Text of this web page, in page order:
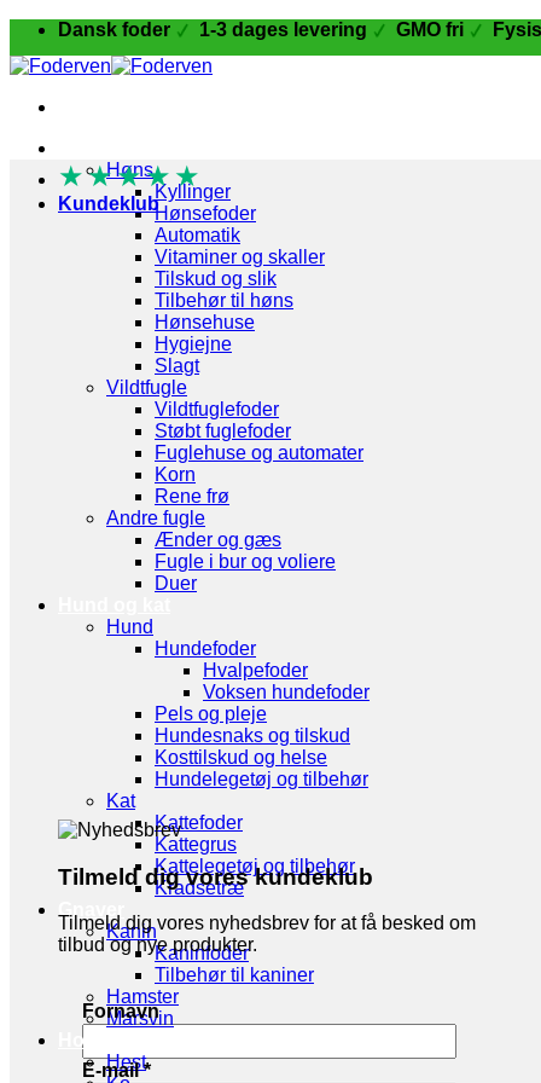
Fortsæt
indhold
Dansk foder 1-3 dages levering GMO fri
Høns
Kyllinger
Hønsefoder
Automatik
Vitaminer og skaller
Tilskud og slik
Tilbehør til høns
Hønsehuse
Hygiejne
Slagt
Vildtfugle
Vildtfuglefoder
Støbt fuglefoder
Fuglehuse og automater
Korn
Rene frø
Andre fugle
Ænder og gæs
Fugle i bur og voliere
Duer
Hund
Hundefoder
Hvalpefoder
Voksen hundefoder
Pels og pleje
Hundesnaks og tilskud
Kosttilskud og helse
Hundelegetøj og tilbehør
Kat
Kattefoder
Kattegrus
Kattelegetøj og tilbehør
Kradsetræ
Kanin
Kaninfoder
Tilbehør til kaniner
Hamster
Marsvin
Hov- og Klovdyr
Hest
★★★★ ★
Kundeklub
Tilmeld dig vores kundeklub
Tilmeld dig vores nyhedsbrev for at få besked om
tilbud og nye produkter.
Fornavn
E-mail*